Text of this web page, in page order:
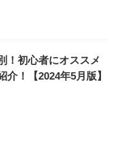
！初心者にオススメ
介！【2024年5月版】